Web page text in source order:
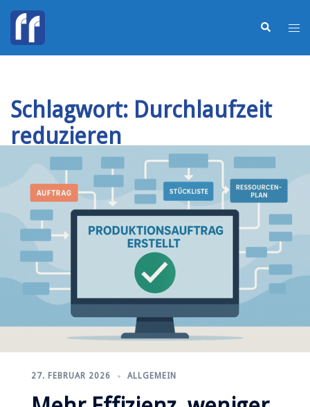
Schlagwort: Durchlaufzeit
reduzieren
27. FEBRUAR 2026 ALLGEMEIN